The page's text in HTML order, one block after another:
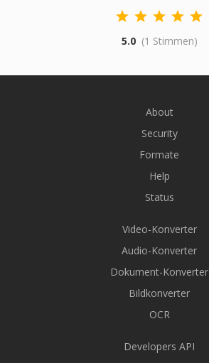
5.0 (1 Stimmen)
About
Security
Formate
Help
Status
Video-Konverter
Audio-Konverter
Dokument-Konverter
Bildkonverter
OCR
Developers API